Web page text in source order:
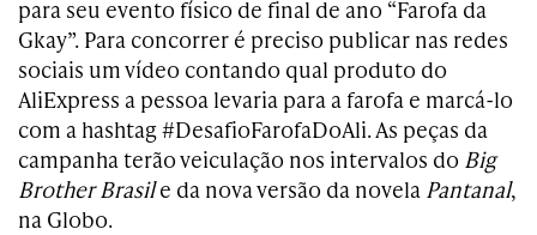
para seu evento físico de final de ano “Farofa da
Gkay”. Para concorrer é preciso publicar nas redes
sociais um vídeo contando qual produto do
AliExpress a pessoa levaria para a farofa e marcá-lo
com a hashtag #DesafioFarofaDoAli. As peças da
campanha terão veiculação nos intervalos do Big
Brother Brasile da nova versão da novela Pantanal,
na Globo.